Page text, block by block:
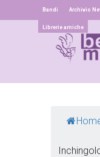
Bandi Archivio
Librerie amiche